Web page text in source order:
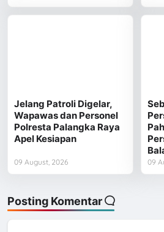
Jelang Patroli Digelar,
Wapawas dan Personel
Polresta Palangka Raya
Apel Kesiapan
09 August, 2026 09
Posting Komentar